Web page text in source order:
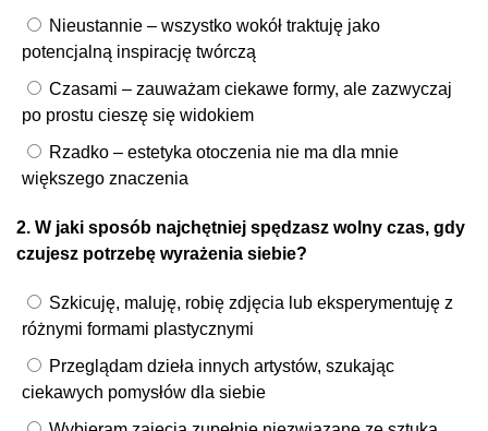
Nieustannie – wszystko wokół traktuję jako
potencjalną inspirację twórczą
Czasami – zauważam ciekawe formy, ale zazwyczaj
po prostu cieszę się widokiem
Rzadko – estetyka otoczenia nie ma dla mnie
większego znaczenia
2. W jaki sposób najchętniej spędzasz wolny czas, gdy
czujesz potrzebę wyrażenia siebie?
Szkicuję, maluję, robię zdjęcia lub eksperymentuję z
różnymi formami plastycznymi
Przeglądam dzieła innych artystów, szukając
ciekawych pomysłów dla siebie